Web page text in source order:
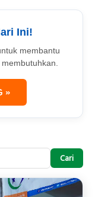
Ini!
membantu
»
Cari